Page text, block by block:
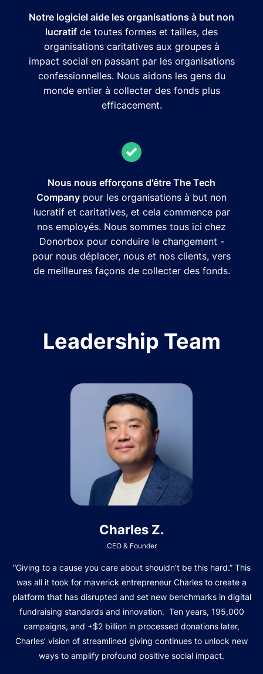
Notre logiciel aide les organisations à but non
lucratif de toutes formes et tailles, des
organisations caritatives aux groupes à
impact social en passant par les organisations
confessionnelles. Nous aidons les gens du
monde entier à collecter des fonds plus
efficacement.
Nous nous efforçons d'être The Tech
Company pour les organisations à but non
lucratif et caritatives, et cela commence par
nos employés. Nous sommes tous ici chez
Donorbox pour conduire le changement -
pour nous déplacer, nous et nos clients, vers
de meilleures façons de collecter des fonds.
Leadership Team
Charles Z.
CEO & Founder
“Giving to a cause you care about shouldn’t be this hard.” This
was all it took for maverick entrepreneur Charles to create a
platform that has disrupted and set new benchmarks in digital
fundraising standards and innovation. Ten years, 195,000
campaigns, and +$2 billion in processed donations later,
Charles’ vision of streamlined giving continues to unlock new
ways to amplify profound positive social impact.